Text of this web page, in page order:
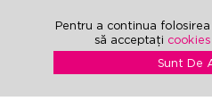
Pentru a continua
să acceptați cookies
Sunt De